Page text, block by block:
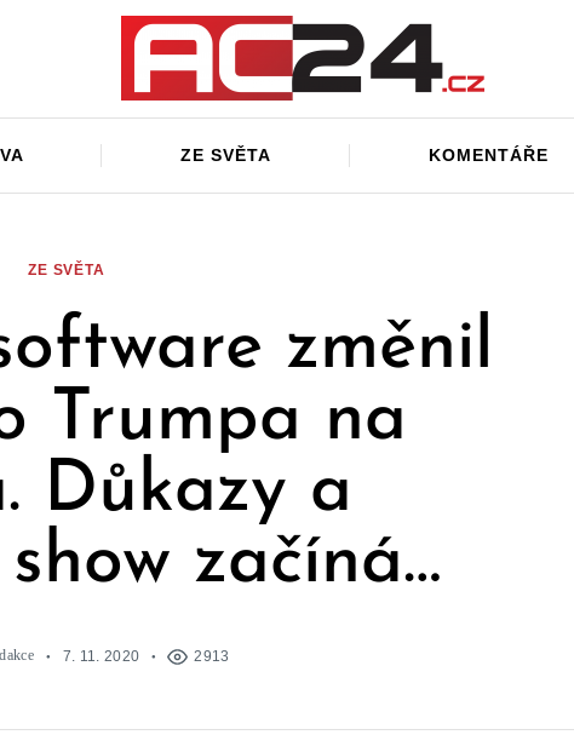
ZE SVĚTA KOMENTÁŘE
ZE SVĚTA
změnil
Trumpa na
Důkazy a
začíná…
7. 11. 2020 2913